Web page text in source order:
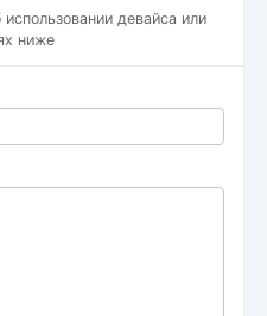
девайса или
ниже